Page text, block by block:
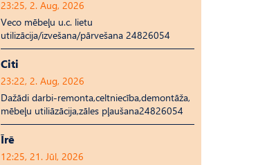
23:25, 2. Aug, 2026
Veco mēbeļu u.c. lietu
utilizācija/izvešana/pārvešana 24826054
Citi
23:22, 2. Aug, 2026
Dažādi darbi-remonta,celtniecība,demontāža,
mēbeļu utiliāzācija,zāles pļaušana24826054
Īrē
12:25, 21. Jūl, 2026